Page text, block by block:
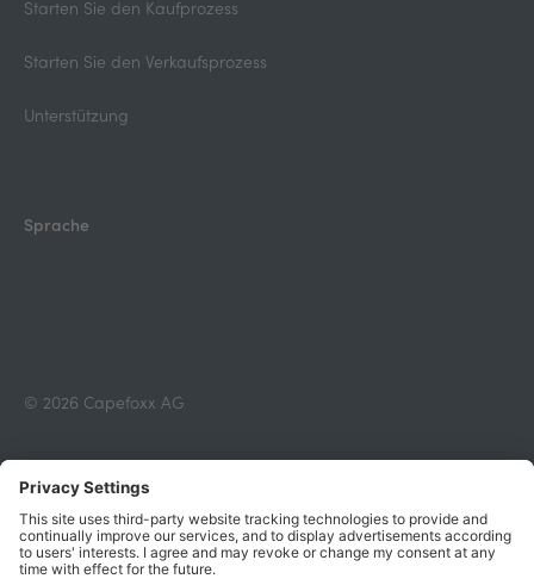
Starten Sie den Kaufprozess
Starten Sie den Verkaufsprozess
Unterstützung
Sprache
© 2026 Capefoxx AG
Geschäftsbedingungen Impressum Datenschutzrichtlinie